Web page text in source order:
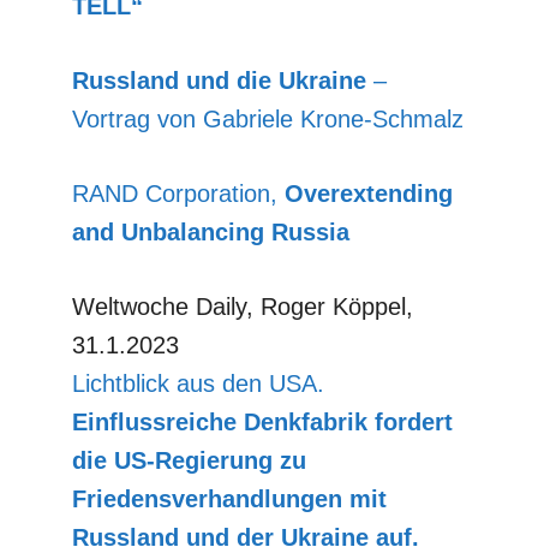
TELL“
Russland und die Ukraine –
Vortrag von Gabriele Krone-Schmalz
RAND Corporation, Overextending
and Unbalancing Russia
Weltwoche Daily, Roger Köppel,
31.1.2023
Lichtblick aus den USA.
Einflussreiche Denkfabrik fordert
die US-Regierung zu
Friedensverhandlungen mit
Russland und der Ukraine auf.